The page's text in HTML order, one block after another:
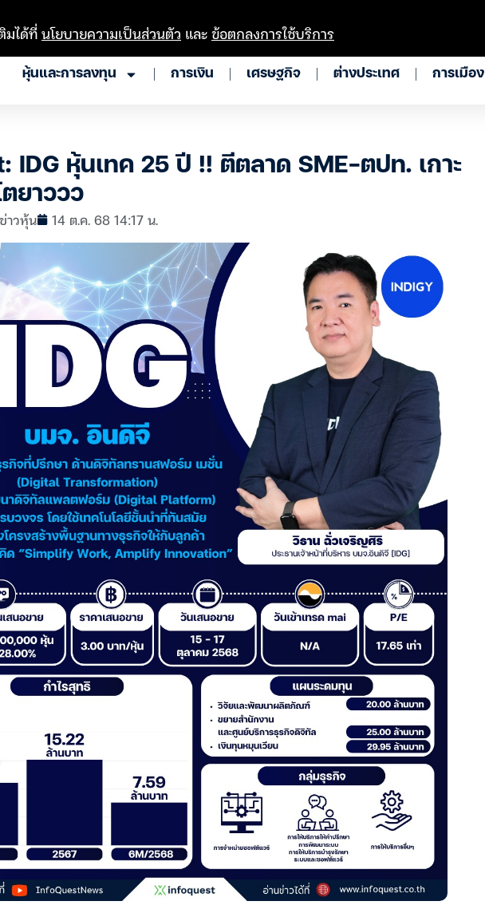
หุ้นและการลงทุน การเงิน เศรษฐกิจ ต่างประเทศ การเมือง
IDG หุ้นเทค 25 ปี !! ตีตลาด SME-ตปท. เกาะ
ตยาววว
ข่าวหุ้น 14 ต.ค. 68 14:17 น.
มได้ที่นโยบายความเป็นส่วนตัว และข้อตกลงการใช้บริการ